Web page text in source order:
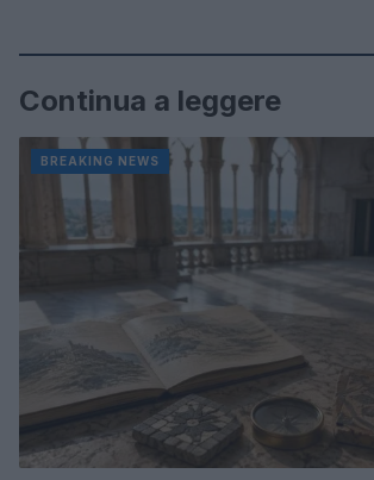
Continua a leggere
BREAKING NEWS